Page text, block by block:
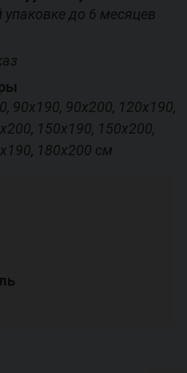
до 6 месяцев
90х190, 90х200, 120х190,
150х190, 150х200,
180х200 см